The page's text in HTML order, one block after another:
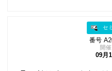
セ
番号
開
09月